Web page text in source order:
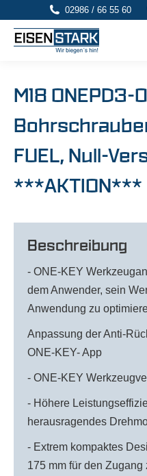
02986 / 66 55 60
M18
FUEL, Null-
***AKTION***
Beschreibung
- ONE-KEY
dem Anwender, sein
Anwendung zu
Anpassung der Anti-
ONE-KEY- App
- ONE-KEY
- Höhere
herausragendes
- Extrem kompaktes
175 mm für den